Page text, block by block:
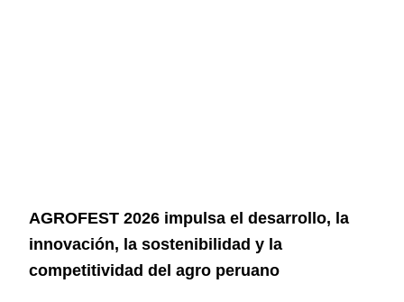
AGROFEST 2026 impulsa el desarrollo, la
innovación, la sostenibilidad y la
competitividad del agro peruano